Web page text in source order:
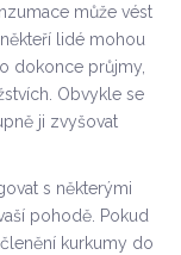
může vést
lidé mohou
dokonce průjmy,
Obvykle se
ji zvyšovat
s některými
pohodě. Pokud
kurkumy do